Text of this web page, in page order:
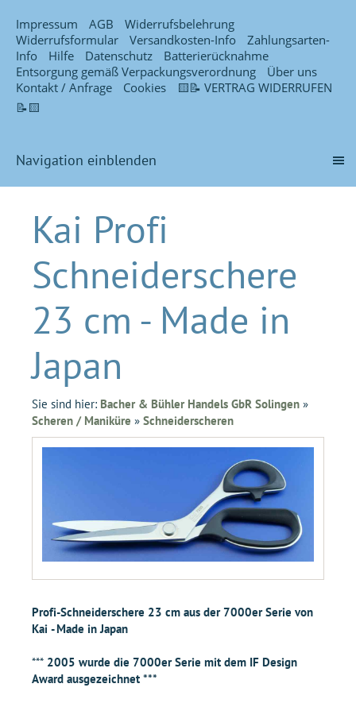
Impressum AGB
Widerrufsbelehrung
Widerrufsformular
Versandkosten-Info
Zahlungsarten-
Info
Hilfe Datenschutz
Batterierücknahme
Entsorgung gemäß Verpackungsverordnung
Über uns
Kontakt / Anfrage
Cookies
🟨📝 VERTRAG WIDERRUFEN
📝🟨
Navigation einblenden
Kai Profi
Schneiderschere
23 cm - Made in
Japan
Sie sind hier: Bacher & Bühler Handels GbR Solingen »
Scheren / Maniküre » Schneiderscheren
Profi-Schneiderschere 23 cm aus der 7000er Serie von
Kai - Made in Japan
*** 2005 wurde die 7000er Serie mit dem IF Design
Award ausgezeichnet ***